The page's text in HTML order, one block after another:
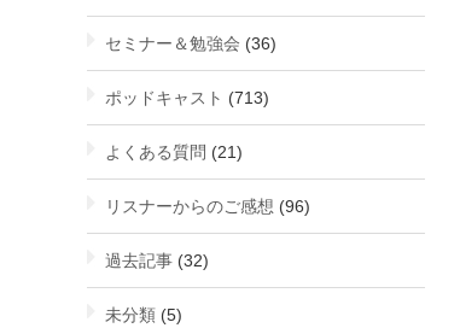
セミナー＆勉強会 (36)
ポッドキャスト (713)
よくある質問 (21)
リスナーからのご感想 (96)
過去記事 (32)
未分類 (5)